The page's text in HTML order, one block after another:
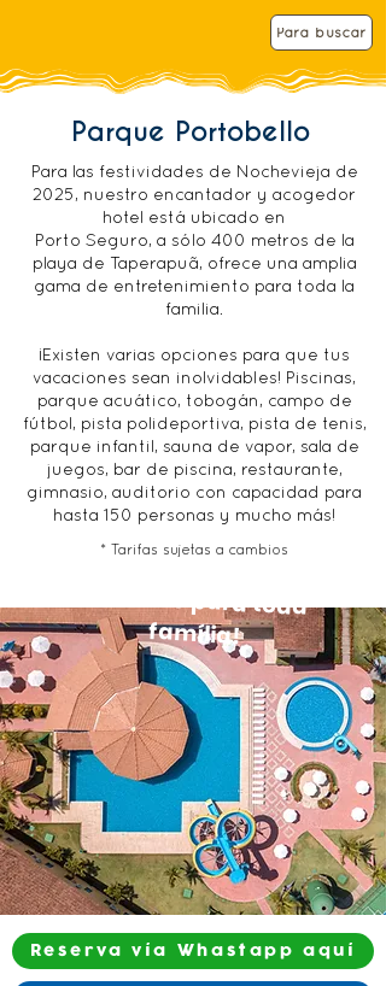
d
i
r
e
d
Para buscar
Parque Portobello
Para las festividades de Nochevieja de
2025, nuestro encantador y acogedor
hotel está ubicado en
Porto Seguro, a sólo 400 metros de la
playa de Taperapuã, ofrece una amplia
gama de entretenimiento para toda la
familia.
¡Existen varias opciones para que tus
vacaciones sean inolvidables! Piscinas,
parque acuático, tobogán, campo de
fútbol, pista polideportiva, pista de tenis,
parque infantil, sauna de vapor, sala de
juegos, bar de piscina, restaurante,
gimnasio, auditorio con capacidad para
hasta 150 personas y mucho más!
* Tarifas sujetas a cambios
Diversão para toda
família!
Reserva vía Whastapp aquí